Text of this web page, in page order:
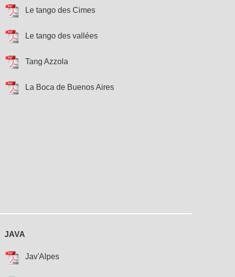
Le tango des Cimes
Le tango des vallées
Tang Azzola
La Boca de Buenos Aires
JAVA
Jav'Alpes